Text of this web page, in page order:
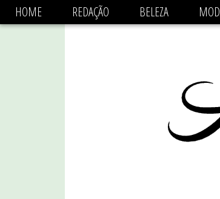
async='async' data-ad-client='ca-pub-
HOME REDAÇÃO BELEZA